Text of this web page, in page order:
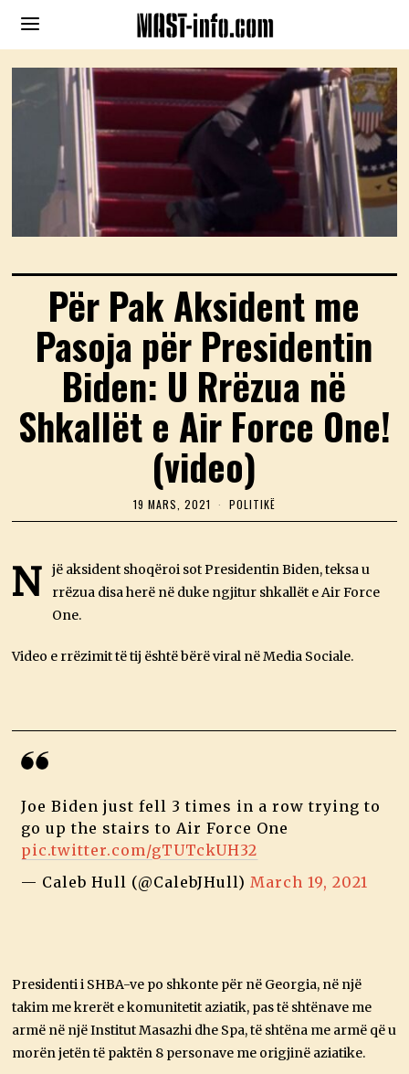
Për Pak Aksident me
Pasoja për Presidentin
Biden: U Rrëzua në
Shkallët e Air Force One!
(video)
19 MARS, 2021
9
R
S
,
1
POLITIKË
N
jë aksident shoqëroi sot Presidentin Biden, teksa u
rrëzua disa herë në duke ngjitur shkallët e Air Force
One.
Video e rrëzimit të tij është bërë viral në Media Sociale.
Joe Biden just fell 3 times in a row trying to
go up the stairs to Air Force One
pic.twitter.com/gTUTckUH32
— Caleb Hull (@CalebJHull) March 19, 2021
Presidenti i SHBA-ve po shkonte për në Georgia, në një
takim me krerët e komunitetit aziatik, pas të shtënave me
armë në një Institut Masazhi dhe Spa, të shtëna me armë që u
morën jetën të paktën 8 personave me origjinë aziatike.